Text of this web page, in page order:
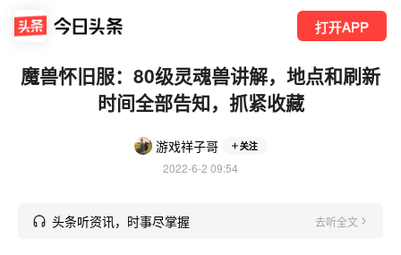
打开APP
魔兽怀旧服：80级灵魂兽讲解，地点和刷新
时间全部告知，抓紧收藏
游戏祥子哥 关注
2022-6-2 09:54
头条听资讯，时事尽掌握 去听全文